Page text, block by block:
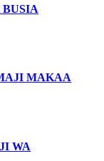
MAKAA
WA